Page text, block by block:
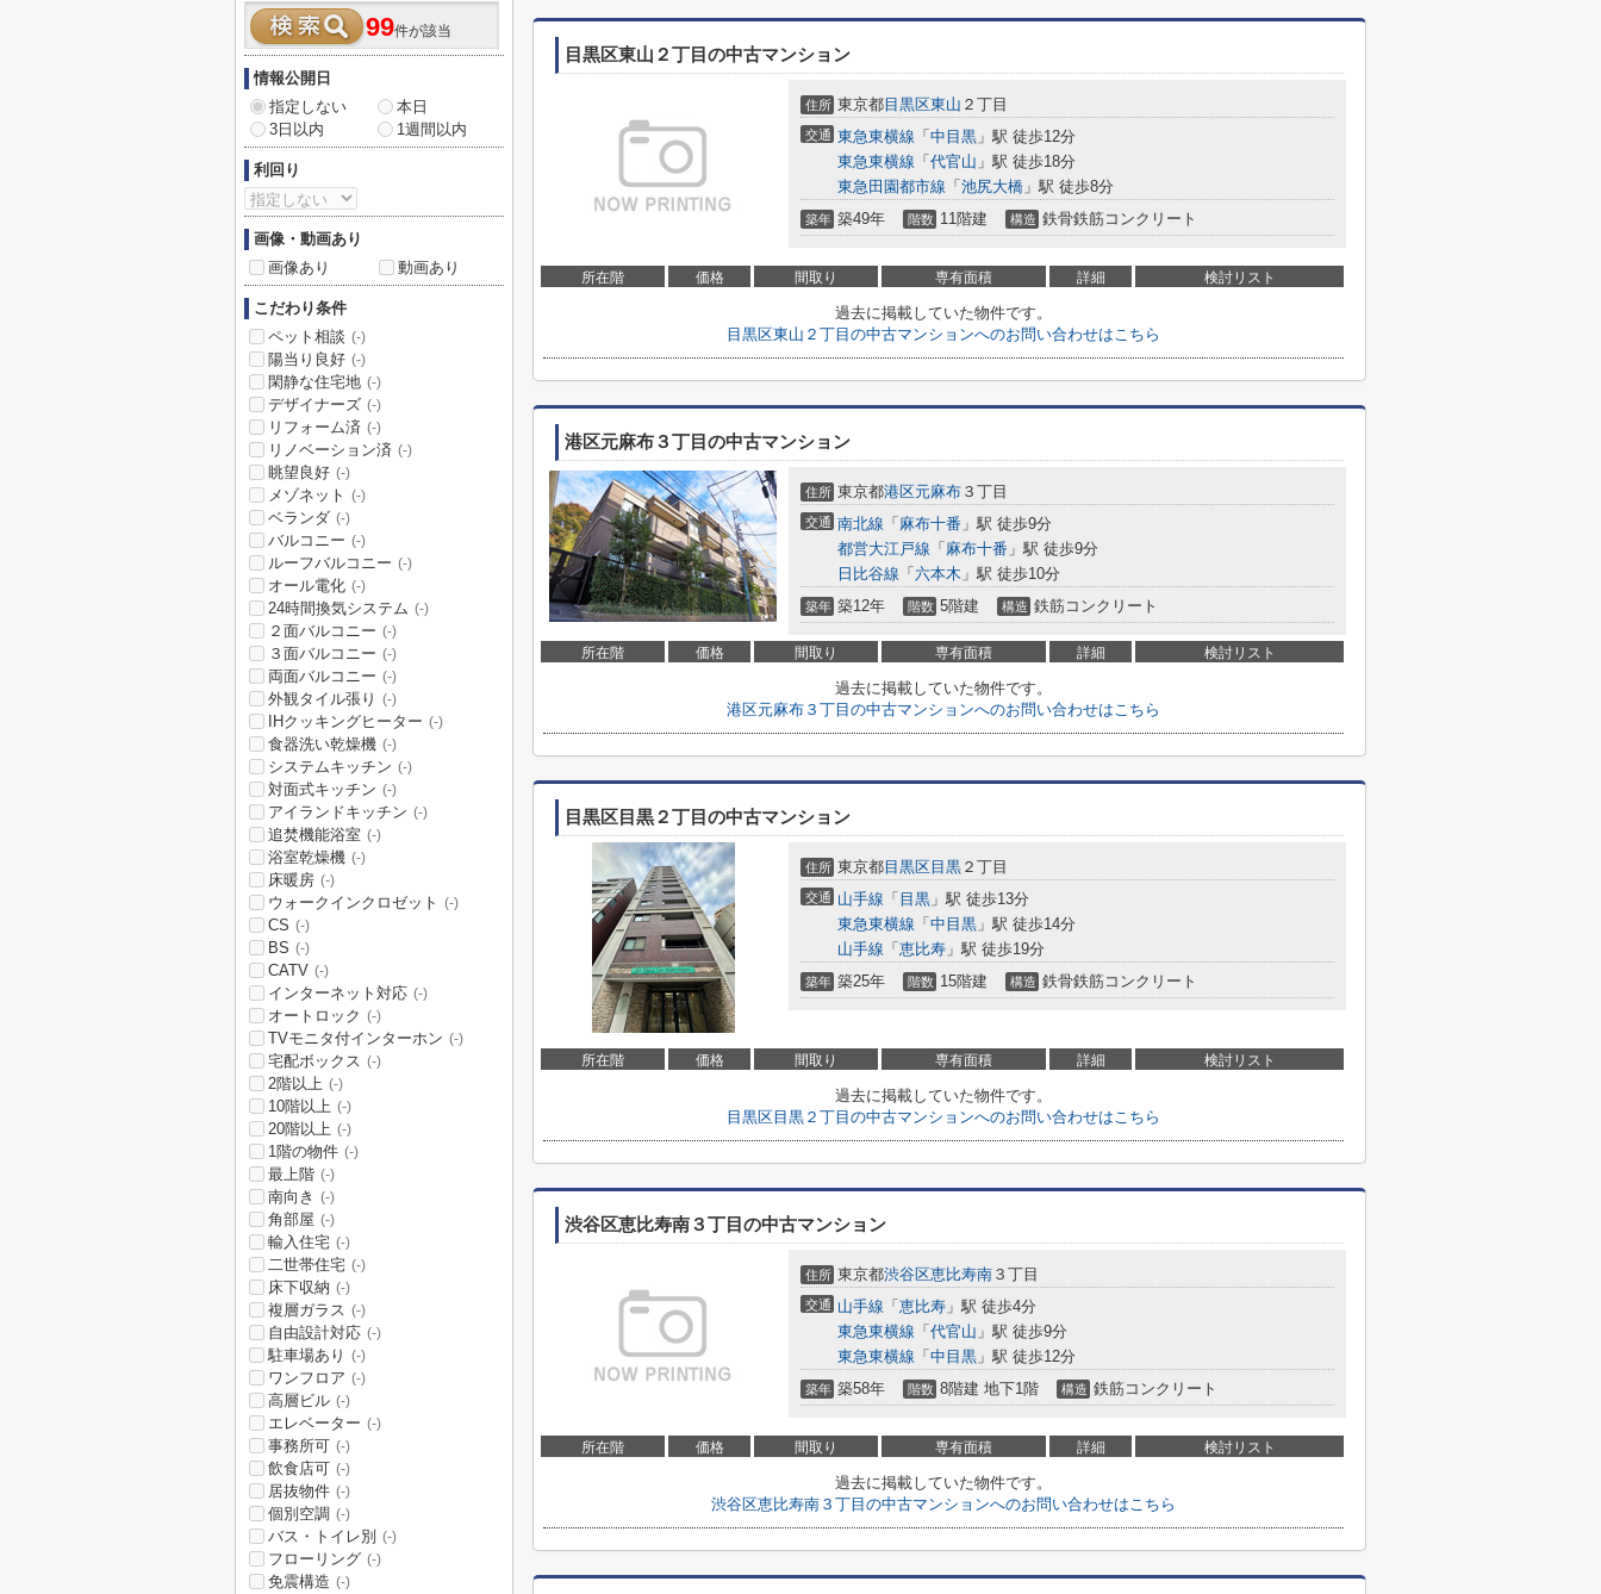
目黒区東山２丁目の中古マンション
住所 東京都目黒区東山 ２丁目
交通 東急東横線 「 中目黒 」駅 徒歩12分
東急東横線 「 代官山 」駅 徒歩18分
東急田園都市線 「 池尻大橋 」駅 徒歩8分
築年 築49年 階数 11階建 構造 鉄骨鉄筋コンクリート
所在階 価格 間取り 専有面積 詳細 検討リスト
過去に掲載していた物件です。
目黒区東山２丁目の中古マンションへのお問い合わせはこちら
港区元麻布３丁目の中古マンション
住所 東京都港区元麻布 ３丁目
交通 南北線 「 麻布十番 」駅 徒歩9分
都営大江戸線 「 麻布十番 」駅 徒歩9分
日比谷線 「 六本木 」駅 徒歩10分
築年 築12年 階数 5階建 構造 鉄筋コンクリート
所在階 価格 間取り 専有面積 詳細 検討リスト
過去に掲載していた物件です。
港区元麻布３丁目の中古マンションへのお問い合わせはこちら
目黒区目黒２丁目の中古マンション
住所 東京都目黒区目黒 ２丁目
交通 山手線 「 目黒 」駅 徒歩13分
東急東横線 「 中目黒 」駅 徒歩14分
山手線 「 恵比寿 」駅 徒歩19分
築年 築25年 階数 15階建 構造 鉄骨鉄筋コンクリート
所在階 価格 間取り 専有面積 詳細 検討リスト
過去に掲載していた物件です。
目黒区目黒２丁目の中古マンションへのお問い合わせはこちら
渋谷区恵比寿南３丁目の中古マンション
住所 東京都渋谷区恵比寿南 ３丁目
交通 山手線 「 恵比寿 」駅 徒歩4分
東急東横線 「 代官山 」駅 徒歩9分
東急東横線 「 中目黒 」駅 徒歩12分
築年 築58年 階数 8階建 地下1階 構造 鉄筋コンクリート
所在階 価格 間取り 専有面積 詳細 検討リスト
過去に掲載していた物件です。
渋谷区恵比寿南３丁目の中古マンションへのお問い合わせはこちら
99件が該当
情報公開日
指定しない
本日
3日以内
1週間以内
利回り
画像・動画あり
画像あり
動画あり
こだわり条件
ペット相談 (-)
陽当り良好 (-)
閑静な住宅地 (-)
デザイナーズ (-)
リフォーム済 (-)
リノベーション済 (-)
眺望良好 (-)
メゾネット (-)
ベランダ (-)
バルコニー (-)
ルーフバルコニー (-)
オール電化 (-)
24時間換気システム (-)
２面バルコニー (-)
３面バルコニー (-)
両面バルコニー (-)
外観タイル張り (-)
IHクッキングヒーター (-)
食器洗い乾燥機 (-)
システムキッチン (-)
対面式キッチン (-)
アイランドキッチン (-)
追焚機能浴室 (-)
浴室乾燥機 (-)
床暖房 (-)
ウォークインクロゼット (-)
CS (-)
BS (-)
CATV (-)
インターネット対応 (-)
オートロック (-)
TVモニタ付インターホン (-)
宅配ボックス (-)
2階以上 (-)
10階以上 (-)
20階以上 (-)
1階の物件 (-)
最上階 (-)
南向き (-)
角部屋 (-)
輸入住宅 (-)
二世帯住宅 (-)
床下収納 (-)
複層ガラス (-)
自由設計対応 (-)
駐車場あり (-)
ワンフロア (-)
高層ビル (-)
エレベーター (-)
事務所可 (-)
飲食店可 (-)
居抜物件 (-)
個別空調 (-)
バス・トイレ別 (-)
フローリング (-)
免震構造 (-)